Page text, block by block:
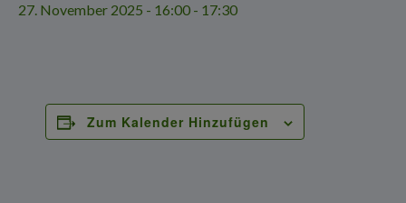
27. November 2025 - 16:00 - 17:30
Zum Kalender Hinzufügen